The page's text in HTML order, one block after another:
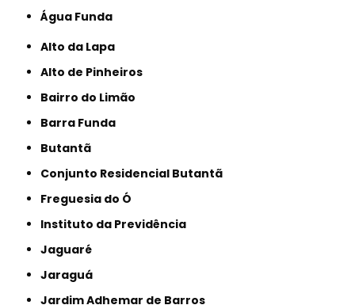
Água Funda
Alto da Lapa
Alto de Pinheiros
Bairro do Limão
Barra Funda
Butantã
Conjunto Residencial Butantã
Freguesia do Ó
Instituto da Previdência
Jaguaré
Jaraguá
Jardim Adhemar de Barros